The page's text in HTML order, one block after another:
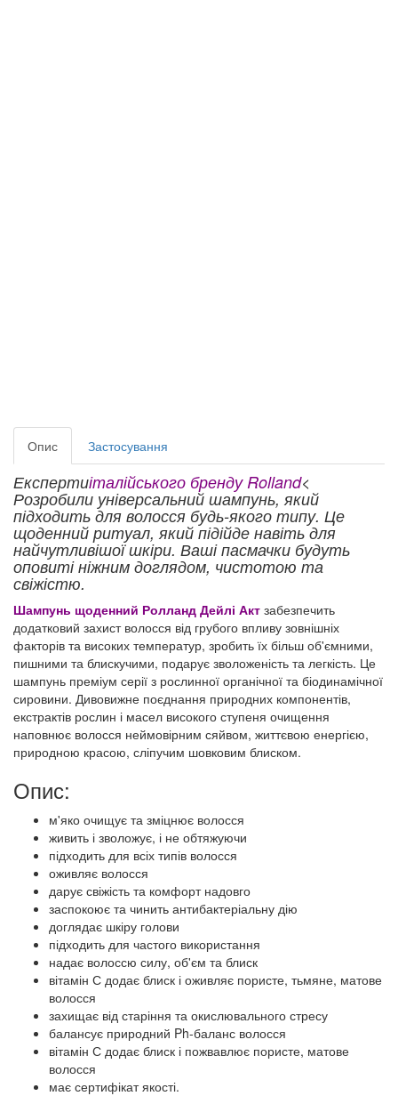
Опис Застосування
Експертиіталійського бренду Rolland<
Розробили універсальний шампунь, який
підходить для волосся будь-якого типу. Це
щоденний ритуал, який підійде навіть для
найчутливішої шкіри. Ваші пасмачки будуть
оповиті ніжним доглядом, чистотою та
свіжістю.
Шампунь щоденний Ролланд Дейлі Акт забезпечить
додатковий захист волосся від грубого впливу зовнішніх
факторів та високих температур, зробить їх більш об'ємними,
пишними та блискучими, подарує зволоженість та легкість. Це
шампунь преміум серії з рослинної органічної та біодинамічної
сировини. Дивовижне поєднання природних компонентів,
екстрактів рослин і масел високого ступеня очищення
наповнює волосся неймовірним сяйвом, життєвою енергією,
природною красою, сліпучим шовковим блиском.
Опис:
м'яко очищує та зміцнює волосся
живить і зволожує, і не обтяжуючи
підходить для всіх типів волосся
оживляє волосся
дарує свіжість та комфорт надовго
заспокоює та чинить антибактеріальну дію
доглядає шкіру голови
підходить для частого використання
надає волоссю силу, об'єм та блиск
вітамін С додає блиск і оживляє пористе, тьмяне, матове
волосся
захищає від старіння та окислювального стресу
балансує природний Ph-баланс волосся
вітамін С додає блиск і пожвавлює пористе, матове
волосся
має сертифікат якості.